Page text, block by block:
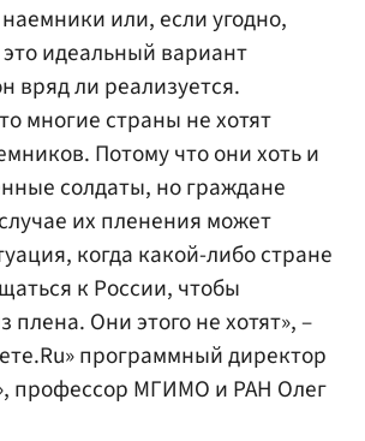
или, если угодно,
идеальный вариант
вряд ли реализуется.
многие страны не хотят
Потому что они хоть и
солдаты, но граждане
их пленения может
когда какой-либо стране
к России, чтобы
плена. Они этого не хотят», –
программный директор
профессор МГИМО и РАН Олег